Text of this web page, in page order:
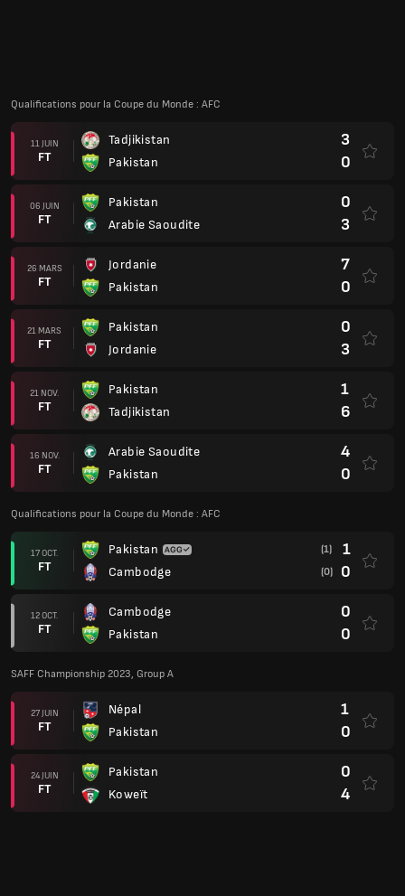
21 NOV.
FT
Pakistan
Tadjikistan
1
6
16 NOV.
FT
Arabie Saoudite
Pakistan
4
0
Qualifications pour la Coupe du Monde : AFC
Pakistan
1
0
Cambodge
0
0
SAFF Championship 2023, Group A
27 JUIN
FT
Népal
Pakistan
1
0
24 JUIN
Pakistan
4
Inde
4
0